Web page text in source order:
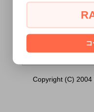
[
Copyright (C)